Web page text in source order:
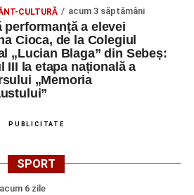
CULTURĂ acum 3 săptămâni
performanță a elevei
Cioca, de la Colegiul
„Lucian Blaga” din Sebeș:
III la etapa națională a
„Memoria
PUBLICITATE
SPORT
acum 6 zile